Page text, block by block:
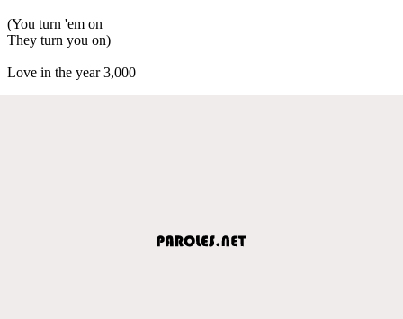
(You turn 'em on
They turn you on)
Love in the year 3,000